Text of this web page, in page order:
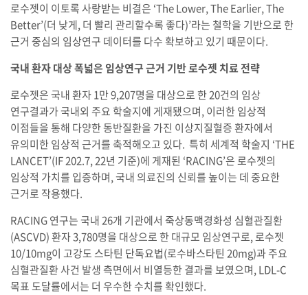
로수젯이 이토록 사랑받는 비결은 ‘The Lower, The Earlier, The
Better’(더 낮게, 더 빨리 관리할수록 좋다)’라는 철학을 기반으로 한
근거 중심의 임상연구 데이터를 다수 확보하고 있기 때문이다.
국내 환자 대상 폭넓은 임상연구 근거 기반 로수젯 치료 전략
로수젯은 국내 환자 1만 9,207명을 대상으로 한 20건의 임상
연구결과가 국내외 주요 학술지에 게재됐으며, 이러한 임상적
이점들을 통해 다양한 동반질환을 가진 이상지질혈증 환자에서
유의미한 임상적 근거를 축적해오고 있다. 특히 세계적 학술지 ‘THE
LANCET’(IF 202.7, 22년 기준)에 게재된 ‘RACING’은 로수젯의
임상적 가치를 입증하며, 국내 의료진의 신뢰를 높이는 데 중요한
근거로 작용했다.
RACING 연구는 국내 26개 기관에서 죽상동맥경화성 심혈관질환
(ASCVD) 환자 3,780명을 대상으로 한 대규모 임상연구로, 로수젯
10/10mg이 고강도 스타틴 단독요법(로수바스타틴 20mg)과 주요
심혈관질환 사건 발생 측면에서 비열등한 결과를 보였으며, LDL-C
목표 도달률에서는 더 우수한 수치를 확인했다.